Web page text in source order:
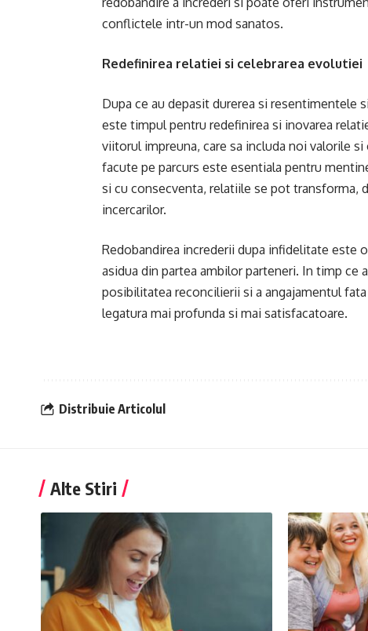
conflictele intr-un mod sanatos.
Redefinirea relatiei si celebrarea evolutiei
Dupa ce au depasit durerea si resentimentele
este timpul pentru redefinirea si inovarea
viitorul impreuna, care sa includa noi valorile
facute pe parcurs este esentiala pentru
si cu consecventa, relatiile se pot transforma,
incercarilor.
Redobandirea increderii dupa infidelitate este
asidua din partea ambilor parteneri. In timp ce
posibilitatea reconcilierii si a angajamentul
legatura mai profunda si mai satisfacatoare.
Distribuie Articolul
Alte Stiri